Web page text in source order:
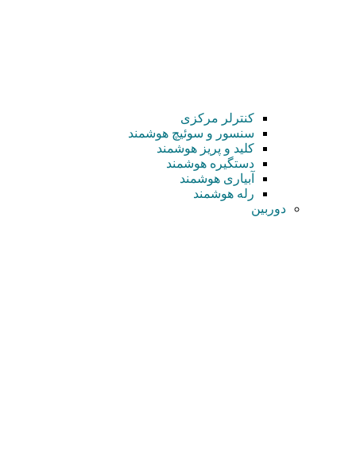
کنترلر مرکزی
سنسور و سوئیچ هوشمند
کلید و پریز هوشمند
دستگیره هوشمند
آبیاری هوشمند
رله هوشمند
دوربین